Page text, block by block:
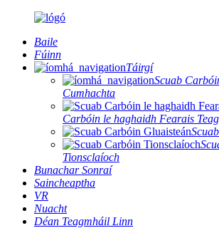
Baile
Fúinn
Táirgí
Scuab
Cumhachta
Carbóin le haghaidh Fearais
Tionsclaíoch
Bunachar Sonraí
Saincheaptha
VR
Nuacht
Déan Teagmháil Linn